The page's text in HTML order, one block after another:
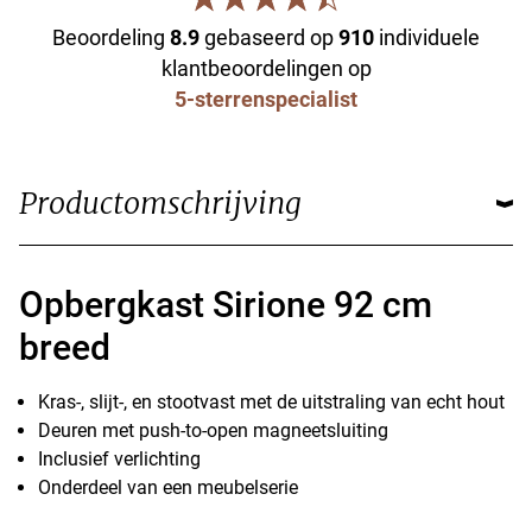
Beoordeling 8.9gebaseerd op910 individuele
klantbeoordelingen op
5-sterrenspecialist
Productomschrijving
Opbergkast Sirione 92 cm
breed
Kras-, slijt-, en stootvast met de uitstraling van echt hout
Deuren met push-to-open magneetsluiting
Inclusief verlichting
Onderdeel van een meubelserie